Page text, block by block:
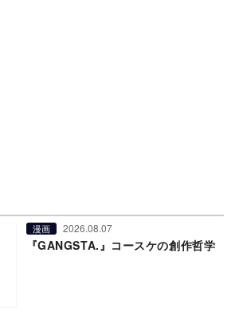
漫画 2026.08.07
『GANGSTA.』コースケの創作哲学